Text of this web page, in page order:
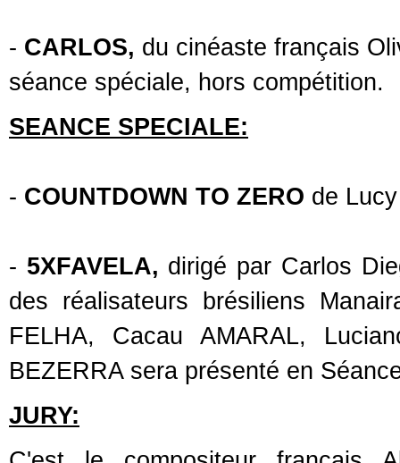
- CARLOS, du cinéaste français
séance spéciale, hors compétition.
SEANCE SPECIALE:
- COUNTDOWN TO ZERO de
- 5XFAVELA, dirigé par Carlos
des réalisateurs brésiliens
FELHA, Cacau AMARAL,
BEZERRA sera présenté en
JURY: